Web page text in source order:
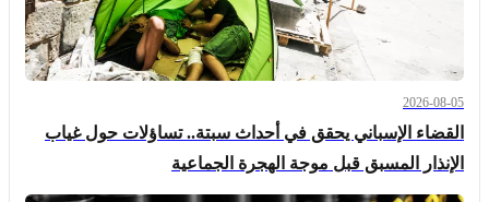
2026-08-05
القضاء الإسباني يحقق في أحداث سبتة.. تساؤلات حول غياب
الإنذار المسبق قبل موجة الهجرة الجماعية